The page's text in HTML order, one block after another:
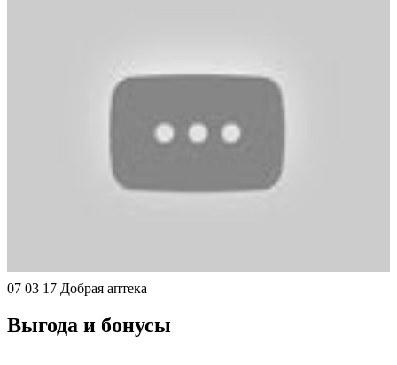
07 03 17 Добрая аптека
Выгода и бонусы